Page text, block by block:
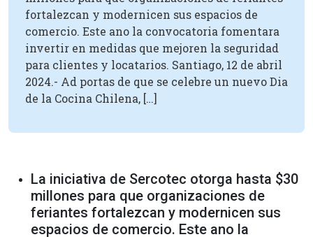
fortalezcan y modernicen sus espacios de
comercio. Este ano la convocatoria fomentara
invertir en medidas que mejoren la seguridad
para clientes y locatarios. Santiago, 12 de abril
2024.- Ad portas de que se celebre un nuevo Dia
de la Cocina Chilena, […]
La iniciativa de Sercotec otorga hasta $30
millones para que organizaciones de
feriantes fortalezcan y modernicen sus
espacios de comercio. Este ano la